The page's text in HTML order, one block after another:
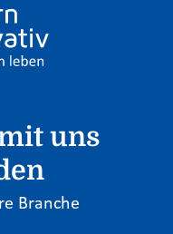
uns
Branche